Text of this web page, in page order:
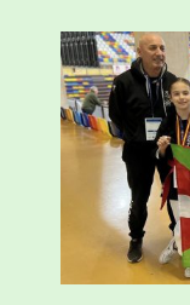
Wadokan
14